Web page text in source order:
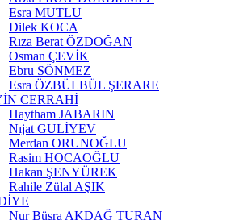
Esra MUTLU
Dilek KOCA
Rıza Berat ÖZDOĞAN
Osman ÇEVİK
Ebru SÖNMEZ
Esra ÖZBÜLBÜL ŞERARE
CERRAHİ
Haytham JABARIN
Nıjat GULİYEV
Merdan ORUNOĞLU
Rasim HOCAOĞLU
Hakan ŞENYÜREK
Rahile Zülal AŞIK
Nur Büşra AKDAĞ TURAN